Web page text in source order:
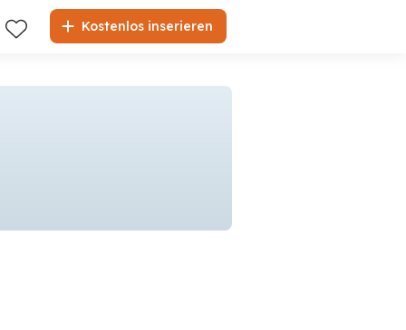
Kostenlos inserieren